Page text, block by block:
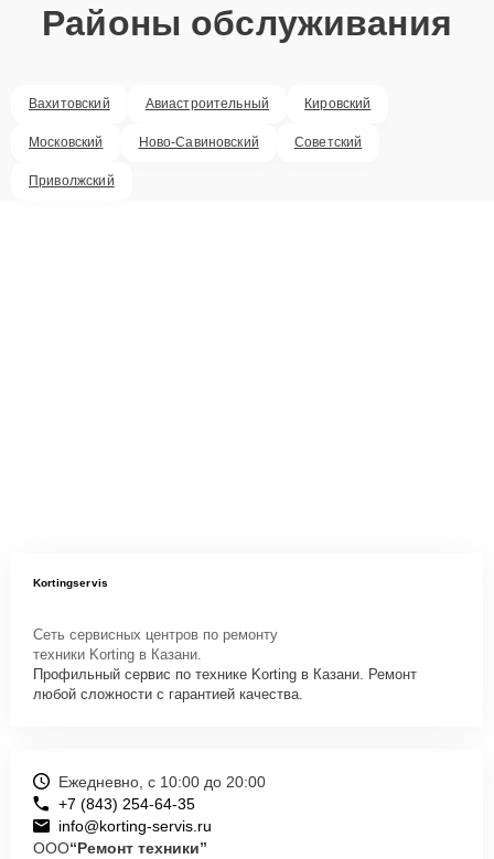
Районы обслуживания
Вахитовский Авиастроительный Кировский
Московский Ново-Савиновский Советский
Приволжский
Kortingservis
Сеть сервисных центров по ремонту
техники Korting в Казани.
Профильный сервис по технике Korting в Казани. Ремонт
любой сложности с гарантией качества.
Ежедневно, с 10:00 до 20:00
+7 (843) 254-64-35
info@korting-servis.ru
ООО“Ремонт техники”